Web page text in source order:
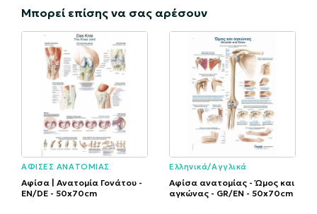
Μπορεί επίσης να σας αρέσουν
ΑΦΙΣΕΣ ΑΝΑΤΟΜΙΑΣ
Αφίσα | Ανατομία Γονάτου -
EN/DE - 50x70cm
Ελληνικά/Αγγλικά
Αφίσα ανατομίας - Ώμος και
αγκώνας - GR/EN - 50x70cm